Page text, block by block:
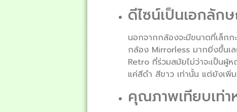
ดีไซน์เป็นเอกลัก
นอกจากกล้องจะมีขนาดที่เล็ก
กล้อง Mirrorless มากยิ่งขึ้นเ
Retro ที่ร่วมสมัยไม่ว่าจะเป็น
แค่สีดำ สีขาว เท่านั้น แต่ยังเพิ่
คุณภาพเทียบเท่า